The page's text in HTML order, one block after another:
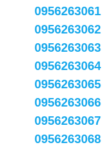
0956263061
0956263062
0956263063
0956263064
0956263065
0956263066
0956263067
0956263068